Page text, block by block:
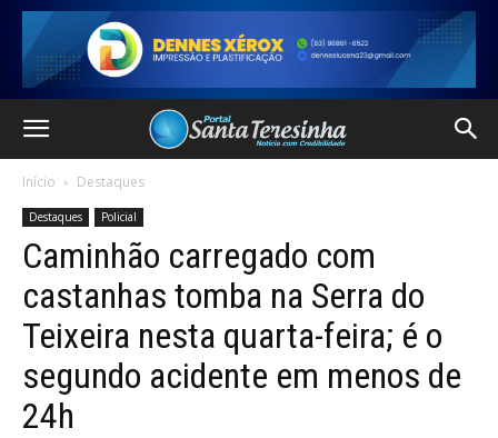
Início Destaques
Destaques Policial
Caminhão carregado com
castanhas tomba na Serra do
Teixeira nesta quarta-feira; é o
segundo acidente em menos de
24h